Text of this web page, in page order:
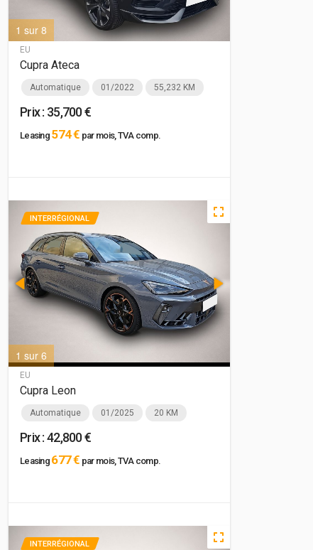
1 sur 8
EU
Cupra Ateca
Automatique 01/2022 55,232 KM
Prix : 35,700 €
Leasing 574 € par mois, TVA comp.
1 sur 6
EU
INTERRÉGIONAL
Cupra Leon
Automatique 01/2025 20 KM
Prix : 42,800 €
Leasing 677 € par mois, TVA comp.
INTERRÉGIONAL